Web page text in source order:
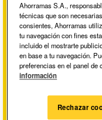
Buscar
Buscar
Ahorramas S.A.,
técnicas que son
consientes, Ahorramas
tu navegación con fines
incluido el mostrarte
en base a tu navegación.
preferencias en el panel de
información
Rechazar